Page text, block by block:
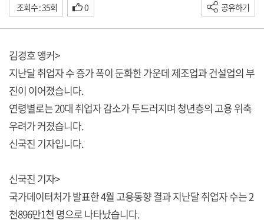
조회수 : 35회 0 공유하기
김경호 앵커>
지난달 취업자 수 증가 폭이 둔화한 가운데 제조업과 건설업의 부
진이 이어졌습니다.
연령별로는 20대 취업자 감소가 두드러지며 청년층의 고용 위축
우려가 커졌습니다.
신국진 기자입니다.
신국진 기자>
국가데이터처가 발표한 4월 고용동향 결과 지난달 취업자 수는 2
천896만1천 명으로 나타났습니다.